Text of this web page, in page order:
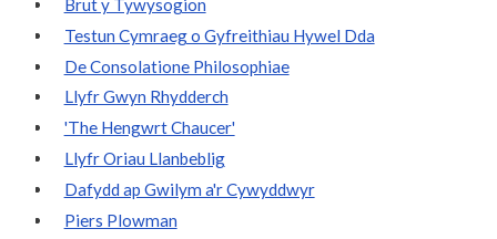
Brut y Tywysogion
Testun Cymraeg o Gyfreithiau Hywel Dda
De Consolatione Philosophiae
Llyfr Gwyn Rhydderch
'The Hengwrt Chaucer'
Llyfr Oriau Llanbeblig
Dafydd ap Gwilym a'r Cywyddwyr
Piers Plowman